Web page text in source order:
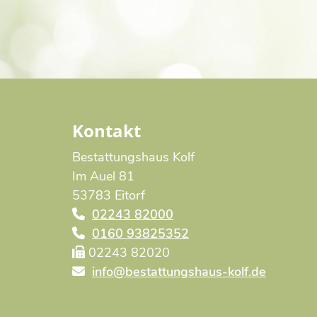
Kontakt
Bestattungshaus Kolf
Im Auel 81
53783 Eitorf
02243 82000
0160 93825352
02243 82020
info@bestattungshaus-kolf.de